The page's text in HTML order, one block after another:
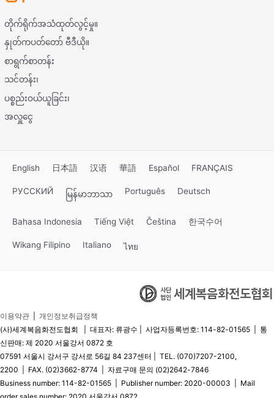
တိုက်ရိုက်အသံထုတ်လွင့်မှု။
နှုတ်ကပတ်တော် ဗီဒီယို။
စာရွက်စာတန်း
သင်တန်း၊
ပစ္စည်းဝယ်ယူခြင်း၊
အလှူငွေ
English 日本語 汉语 華語 Español FRANÇAIS
РУССКИЙ မြန်မာဘာသာ Português Deutsch
Bahasa Indonesia Tiếng Việt Čeština 한국수어
Wikang Filipino Italiano ไทย
이용약관
개인정보취급정책
(사)세계복음화전도협회 | 대표자: 류광수 | 사업자등록번호: 114-82-01565 | 통
신판매: 제 2020 서울강서 0872 호
07591 서울시 강서구 강서로 56길 84 237센터 | TEL. (070)7207-2100,
2200 | FAX. (02)3662-8774 | 자료구매 문의 (02)2642-7846
Business number: 114-82-01565 | Publisher number: 2020-00003 | Mail